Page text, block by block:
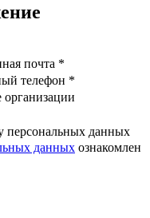
почта *
телефон *
организации
персональных данных
данных ознакомлен